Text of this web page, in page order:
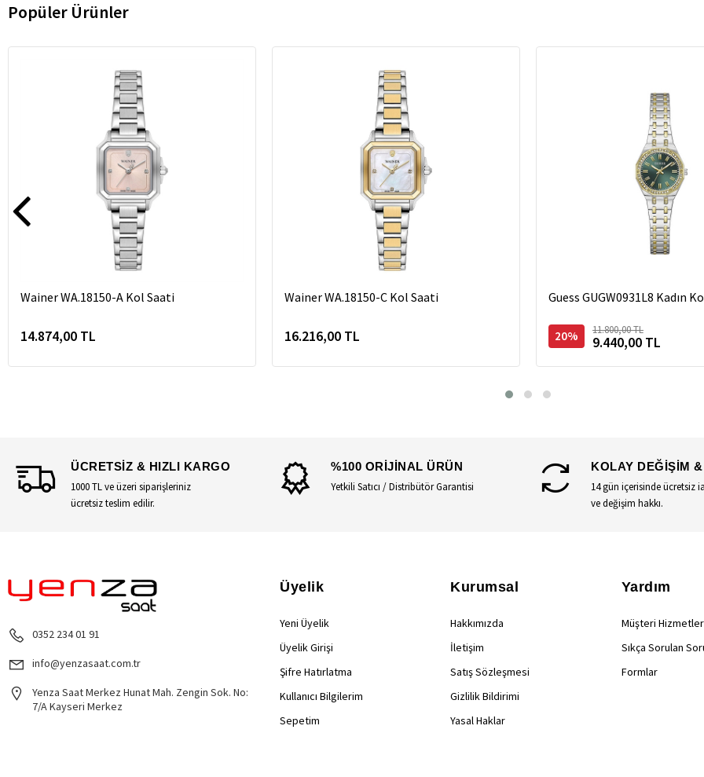
Popüler Ürünler
Wainer WA.18150-A Kol Saati
14.874,00 TL
Wainer WA.18150-C Kol Saati
16.216,00 TL
Guess GUGW0931L8 Kadın
20% 11.800,00 TL
9.440,00 TL
ÜCRETSİZ & HIZLI KARGO
1000 TL ve üzeri siparişleriniz
ücretsiz teslim edilir.
%100 ORİJİNAL ÜRÜN
Yetkili Satıcı / Distribütör Garantisi
KOLAY DEĞİŞİM
14 gün içerisinde ücretsiz
ve değişim hakkı.
0352 234 01 91
info@yenzasaat.com.tr
Yenza Saat Merkez Hunat Mah. Zengin Sok. No:
7/A Kayseri Merkez
Üyelik
Yeni Üyelik
Üyelik Girişi
Şifre Hatırlatma
Kullanıcı Bilgilerim
Sepetim
Kurumsal
Hakkımızda
İletişim
Satış Sözleşmesi
Gizlilik Bildirimi
Yasal Haklar
Yardım
Müşteri
Sıkça Sorulan
Formlar